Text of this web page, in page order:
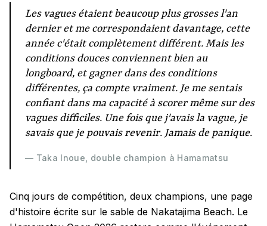
Les vagues étaient beaucoup plus grosses l'an
dernier et me correspondaient davantage, cette
année c'était complètement différent. Mais les
conditions douces conviennent bien au
longboard, et gagner dans des conditions
différentes, ça compte vraiment. Je me sentais
confiant dans ma capacité à scorer même sur des
vagues difficiles. Une fois que j'avais la vague, je
savais que je pouvais revenir. Jamais de panique.
— Taka Inoue, double champion à Hamamatsu
Cinq jours de compétition, deux champions, une page
d'histoire écrite sur le sable de Nakatajima Beach. Le